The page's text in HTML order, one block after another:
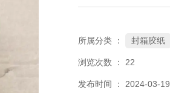
所属分类 ： 封箱胶纸
浏览次数 ： 22
发布时间 ： 2024-03-19